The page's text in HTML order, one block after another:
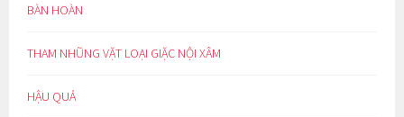
BÀN HOÀN
THAM NHŨNG VẶT LOẠI GIẶC NỘI XÂM
HẬU QUẢ